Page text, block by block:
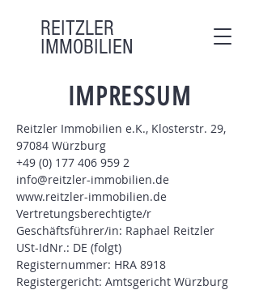
REITZLER
IMMOBILIEN
IMPRESSUM
Reitzler Immobilien e.K., Klosterstr. 29,
97084 Würzburg
+49 (0) 177 406 959 2
info@reitzler-immobilien.de
www.reitzler-immobilien.de
Vertretungsberechtigte/r
Geschäftsführer/in: Raphael Reitzler
USt-IdNr.: DE (folgt)
Registernummer: HRA 8918
Registergericht: Amtsgericht Würzburg